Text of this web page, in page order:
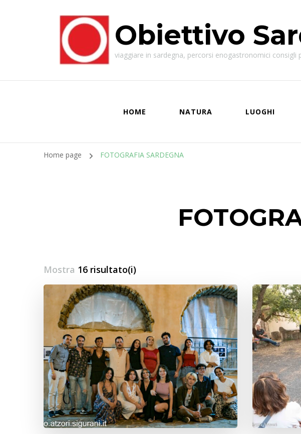
Obiettivo
viaggiare in sardegna, percorsi enogastronomici
HOME NATURA LUOGHI
Home page FOTOGRAFIA SARDEGNA
Mostra 16 risultato(i)